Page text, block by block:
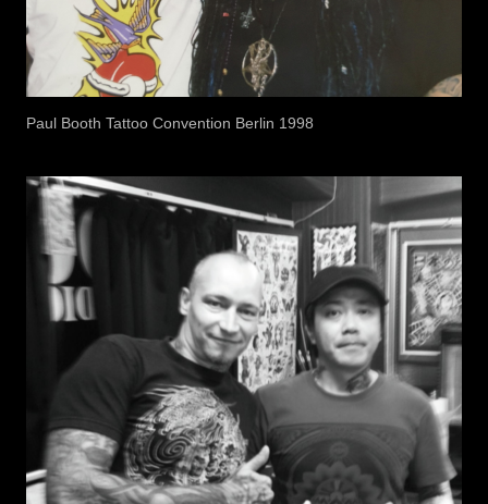
Paul Booth Tattoo Convention Berlin 1998